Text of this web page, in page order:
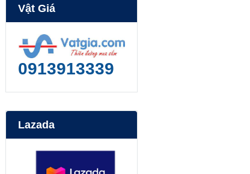
Vật Giá
0913913339
Lazada